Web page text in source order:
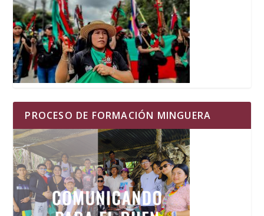
PROCESO DE FORMACIÓN MINGUERA